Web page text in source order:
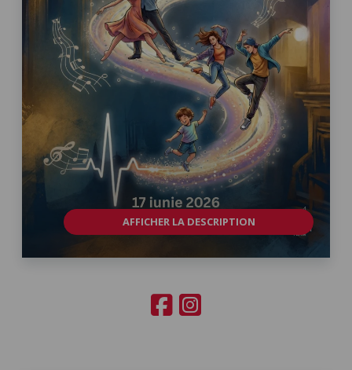
AFFICHER LA DESCRIPTION